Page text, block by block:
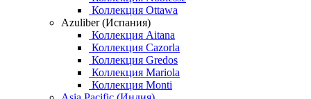
Коллекция Ottawa
Azuliber (Испания)
Коллекция Aitana
Коллекция Cazorla
Коллекция Gredos
Коллекция Mariola
Коллекция Monti